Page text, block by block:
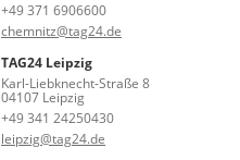
+49 371 6906600
chemnitz@tag24.de
TAG24 Leipzig
Karl-Liebknecht-Straße 8
04107 Leipzig
+49 341 24250430
leipzig@tag24.de